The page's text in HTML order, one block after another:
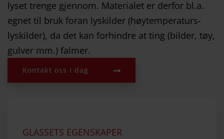
lyset trenge gjennom. Materialet er derfor bl.a.
egnet til bruk foran lyskilder (høytemperaturs-
lyskilder), da det kan forhindre at ting (bilder, tøy,
gulver mm.) falmer.
Kontakt oss i dag
GLASSETS EGENSKAPER